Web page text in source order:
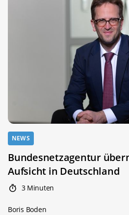
NEWS
Bundesnetzagentur
Aufsicht in Deutschland
3 Minuten
Boris Boden